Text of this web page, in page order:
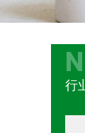
行